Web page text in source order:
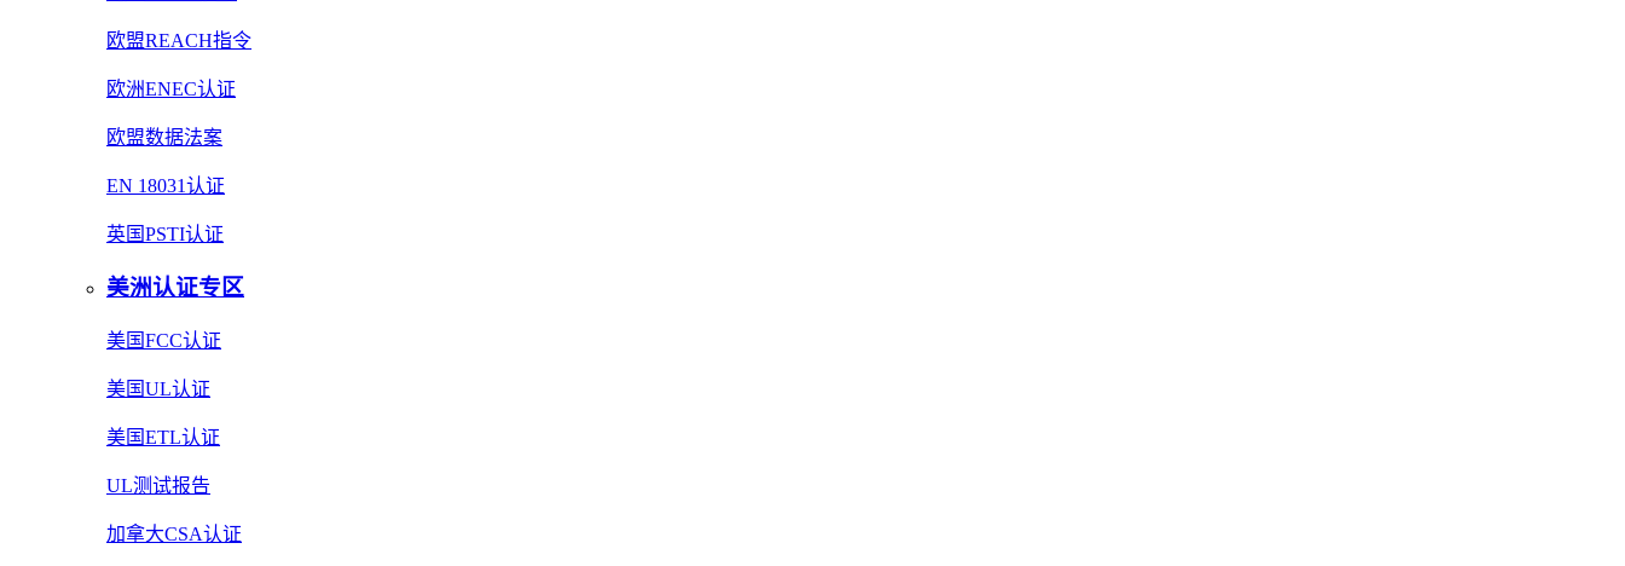
欧盟REACH指令
欧洲ENEC认证
欧盟数据法案
EN 18031认证
英国PSTI认证
美洲认证专区
美国FCC认证
美国UL认证
美国ETL认证
UL测试报告
加拿大CSA认证